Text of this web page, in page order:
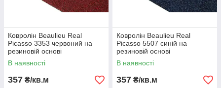
Ковролін Beaulieu Real
Picasso 3353 червоний на
резиновій основі
В наявності
357 ₴/кв.м
Ковролін Beaulieu Real
Picasso 5507 синій на
резиновій основі
В наявності
357 ₴/кв.м